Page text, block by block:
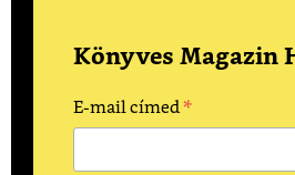
Könyves Magazin
E-mail címed *